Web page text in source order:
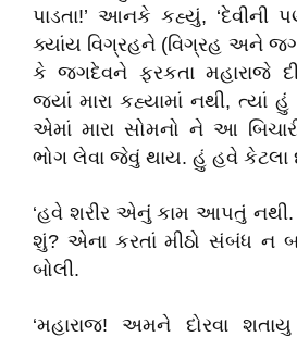
પાડતા!’ આનકે કહ્યું,
ક્યાંય વિગ્રહને (વિગ્રહ અને
કે જગદેવને ફરકતા મહારાજે
જ્યાં મારા કહ્યામાં નથી, ત્યાં
એમાં મારા સોમનો ને આ
ભોગ લેવા જેવું થાય. હું હવે કેટલા
‘હવે શરીર એનું કામ આપતું
શું? એના કરતાં મીઠો સંબંધ ન
બોલી.
‘મહારાજ! અમને દોરવા